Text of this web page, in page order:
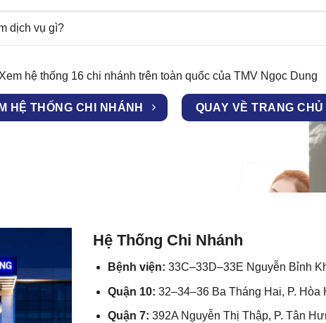
hệ thống 16 chi nhánh trên toàn quốc của TMV Ngọc Dung
HỆ THỐNG CHI NHÁNH QUAY VỀ TRANG CHỦ
Hệ Thống Chi Nhánh
Bệnh viện: 33C–33D–33E Nguyễn Bỉnh
Quận 10: 32–34–36 Ba Tháng Hai, P. Hòa
Quận 7: 392A Nguyễn Thị Thập, P. Tân